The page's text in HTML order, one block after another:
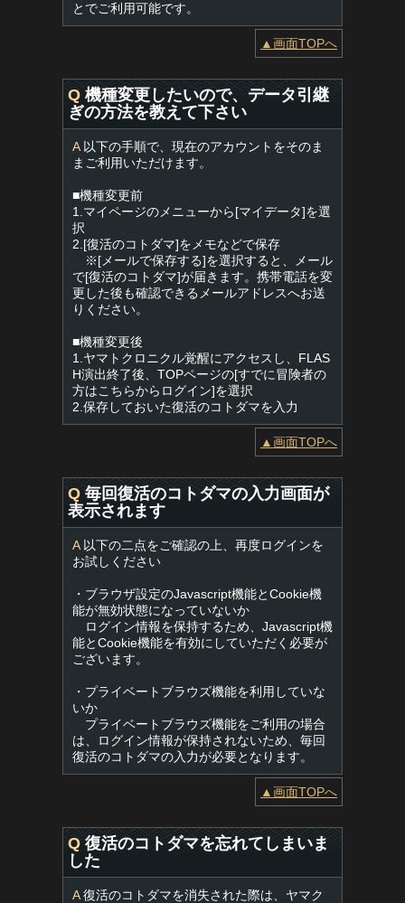
とでご利用可能です。
▲画面TOPへ
Q 機種変更したいので、データ引継
ぎの方法を教えて下さい
A以下の手順で、現在のアカウントをそのま
まご利用いただけます。
■機種変更前
1.マイページのメニューから[マイデータ]を選
択
2.[復活のコトダマ]をメモなどで保存
※[メールで保存する]を選択すると、メール
で[復活のコトダマ]が届きます。携帯電話を変
更した後も確認できるメールアドレスへお送
りください。
■機種変更後
1.ヤマトクロニクル覚醒にアクセスし、FLAS
H演出終了後、TOPページの[すでに冒険者の
方はこちらからログイン]を選択
2.保存しておいた復活のコトダマを入力
▲画面TOPへ
Q 毎回復活のコトダマの入力画面が
表示されます
A以下の二点をご確認の上、再度ログインを
お試しください
・ブラウザ設定のJavascript機能とCookie機
能が無効状態になっていないか
ログイン情報を保持するため、Javascript機
能とCookie機能を有効にしていただく必要が
ございます。
・プライベートブラウズ機能を利用していな
いか
プライベートブラウズ機能をご利用の場合
は、ログイン情報が保持されないため、毎回
復活のコトダマの入力が必要となります。
▲画面TOPへ
Q 復活のコトダマを忘れてしまいま
した
A復活のコトダマを消失された際は、ヤマク